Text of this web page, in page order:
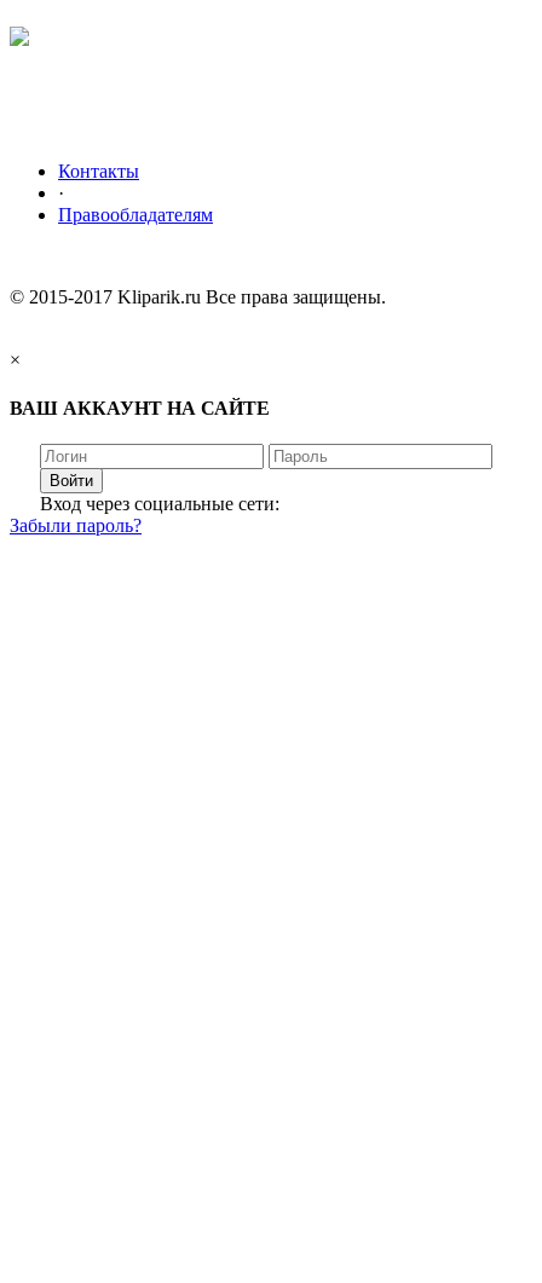
Контакты
·
Правообладателям
© 2015-2017 Kliparik.ru Все права защищены.
×
ВАШ АККАУНТ НА САЙТЕ
Войти
Вход через социальные сети:
Забыли пароль?